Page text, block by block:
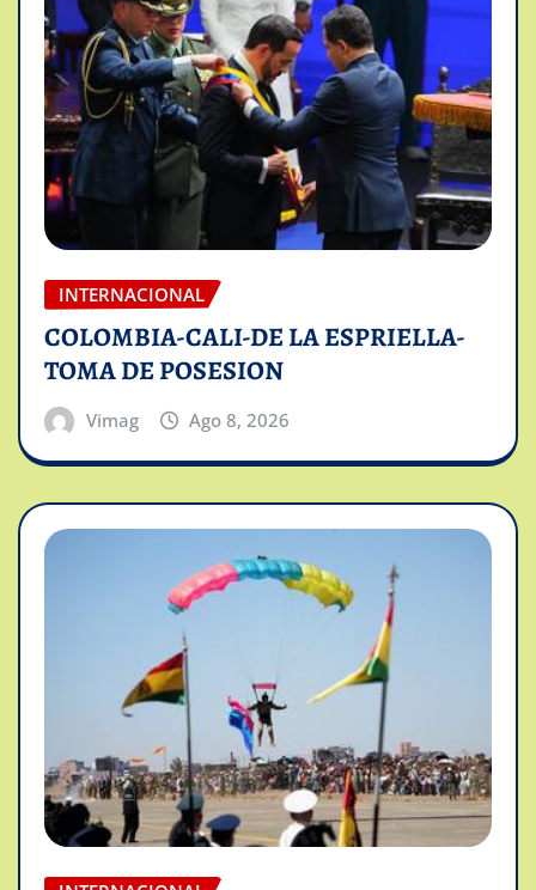
INTERNACIONAL
COLOMBIA-CALI-DE LA ESPRIELLA-
TOMA DE POSESION
Vimag Ago 8, 2026